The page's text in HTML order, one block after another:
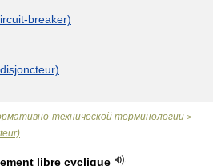
breaker)
технической терминологии >
libre cyclique